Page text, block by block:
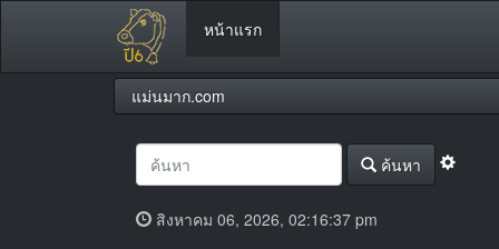
หน้าแรก
แม่นมาก.com
ค้นหา
สิงหาคม 06, 2026, 02:16:37 pm